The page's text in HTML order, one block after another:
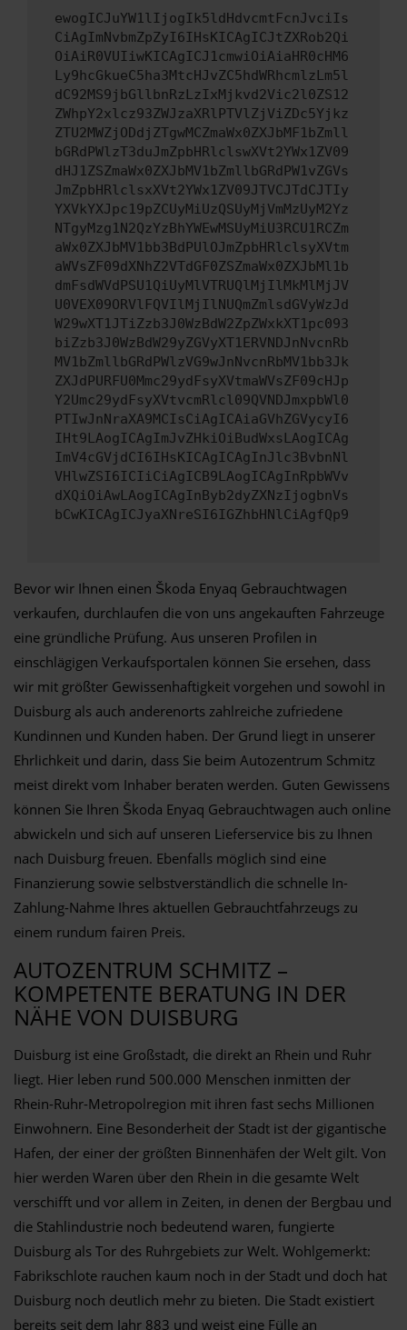
ewogICJuYW1lIjogIk5ldHdvcmtFcnJvciIs
CiAgImNvbmZpZyI6IHsKICAgICJtZXRob2Qi
OiAiR0VUIiwKICAgICJ1cmwiOiAiaHR0cHM6
Ly9hcGkueC5ha3MtcHJvZC5hdWRhcmlzLm5l
dC92MS9jbGllbnRzLzIxMjkvd2Vic2l0ZS12
ZWhpY2xlcz93ZWJzaXRlPTVlZjViZDc5Yjkz
ZTU2MWZjODdjZTgwMCZmaWx0ZXJbMF1bZmll
bGRdPWlzT3duJmZpbHRlclswXVt2YWx1ZV09
dHJ1ZSZmaWx0ZXJbMV1bZmllbGRdPW1vZGVs
JmZpbHRlclsxXVt2YWx1ZV09JTVCJTdCJTIy
YXVkYXJpc19pZCUyMiUzQSUyMjVmMzUyM2Yz
NTgyMzg1N2QzYzBhYWEwMSUyMiU3RCU1RCZm
aWx0ZXJbMV1bb3BdPUlOJmZpbHRlclsyXVtm
aWVsZF09dXNhZ2VTdGF0ZSZmaWx0ZXJbMl1b
dmFsdWVdPSU1QiUyMlVTRUQlMjIlMkMlMjJV
U0VEX09ORVlFQVIlMjIlNUQmZmlsdGVyWzJd
W29wXT1JTiZzb3J0WzBdW2ZpZWxkXT1pc093
biZzb3J0WzBdW29yZGVyXT1ERVNDJnNvcnRb
MV1bZmllbGRdPWlzVG9wJnNvcnRbMV1bb3Jk
ZXJdPURFU0Mmc29ydFsyXVtmaWVsZF09cHJp
Y2Umc29ydFsyXVtvcmRlcl09QVNDJmxpbWl0
PTIwJnNraXA9MCIsCiAgICAiaGVhZGVycyI6
IHt9LAogICAgImJvZHkiOiBudWxsLAogICAg
ImV4cGVjdCI6IHsKICAgICAgInJlc3BvbnNl
VHlwZSI6ICIiCiAgICB9LAogICAgInRpbWVv
dXQiOiAwLAogICAgInByb2dyZXNzIjogbnVs
bCwKICAgICJyaXNreSI6IGZhbHNlCiAgfQp9
Bevor wir Ihnen einen Škoda Enyaq Gebrauchtwagen
verkaufen, durchlaufen die von uns angekauften Fahrzeuge
eine gründliche Prüfung. Aus unseren Profilen in
einschlägigen Verkaufsportalen können Sie ersehen, dass
wir mit größter Gewissenhaftigkeit vorgehen und sowohl in
Duisburg als auch anderenorts zahlreiche zufriedene
Kundinnen und Kunden haben. Der Grund liegt in unserer
Ehrlichkeit und darin, dass Sie beim Autozentrum Schmitz
meist direkt vom Inhaber beraten werden. Guten Gewissens
können Sie Ihren Škoda Enyaq Gebrauchtwagen auch online
abwickeln und sich auf unseren Lieferservice bis zu Ihnen
nach Duisburg freuen. Ebenfalls möglich sind eine
Finanzierung sowie selbstverständlich die schnelle In-
Zahlung-Nahme Ihres aktuellen Gebrauchtfahrzeugs zu
einem rundum fairen Preis.
AUTOZENTRUM SCHMITZ –
KOMPETENTE BERATUNG IN DER
NÄHE VON DUISBURG
Duisburg ist eine Großstadt, die direkt an Rhein und Ruhr
liegt. Hier leben rund 500.000 Menschen inmitten der
Rhein-Ruhr-Metropolregion mit ihren fast sechs Millionen
Einwohnern. Eine Besonderheit der Stadt ist der gigantische
Hafen, der einer der größten Binnenhäfen der Welt gilt. Von
hier werden Waren über den Rhein in die gesamte Welt
verschifft und vor allem in Zeiten, in denen der Bergbau und
die Stahlindustrie noch bedeutend waren, fungierte
Duisburg als Tor des Ruhrgebiets zur Welt. Wohlgemerkt:
Fabrikschlote rauchen kaum noch in der Stadt und doch hat
Duisburg noch deutlich mehr zu bieten. Die Stadt existiert
bereits seit dem Jahr 883 und weist eine Fülle an